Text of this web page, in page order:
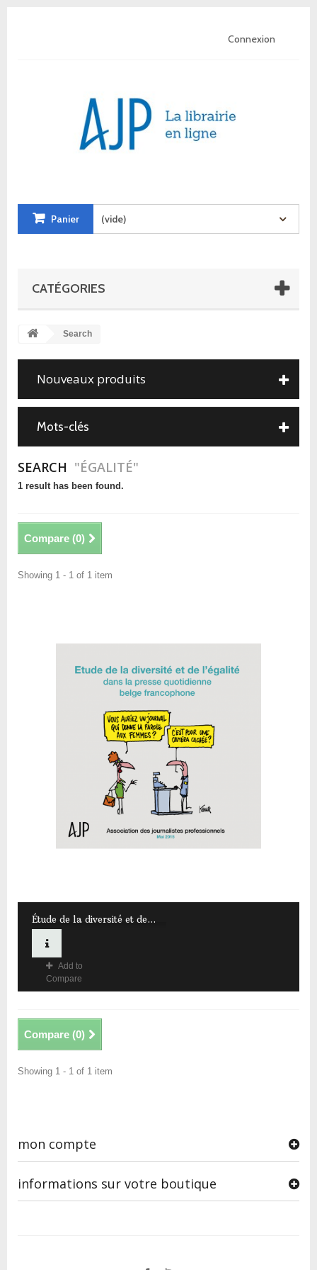
Connexion
Panier (vide)
CATÉGORIES
Search
Nouveaux produits
Mots-clés
SEARCH "ÉGALITÉ"
1 result has been found.
Compare (0)
Showing 1 - 1 of 1 item
Étude de la diversité et de...
Add to
Compare
Compare (0)
Showing 1 - 1 of 1 item
mon compte
informations sur votre boutique